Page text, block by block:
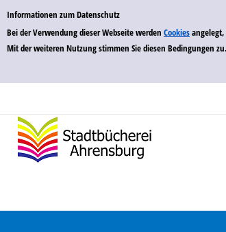
Einfache Suche
Informationen zum Datenschutz
Bei der Verwendung dieser Webseite werden Cookies
Mit der weiteren Nutzung stimmen Sie diesen Bedingungen zu.